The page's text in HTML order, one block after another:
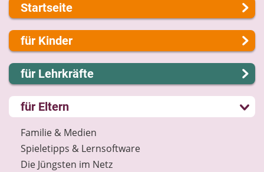
Startseite
Über uns
Presse
Kontakt
Impressum
Internet-ABC Sitemap
Barrierefreiheit
Länderprojekte
für Kinder
Lernen und Schule
Hobby und Freizeit
Spiel und Spaß
Mitreden und Mitmachen
Lexikon
Datenschutz
Newsletter
für Lehrkräfte
Lernmodule
Unterrichts­materialien
Internet-ABC-Schule
Praxishilfen
Aktuelles
für Eltern
Familie & Medien
Spieletipps & Lernsoftware
Die Jüngsten im Netz